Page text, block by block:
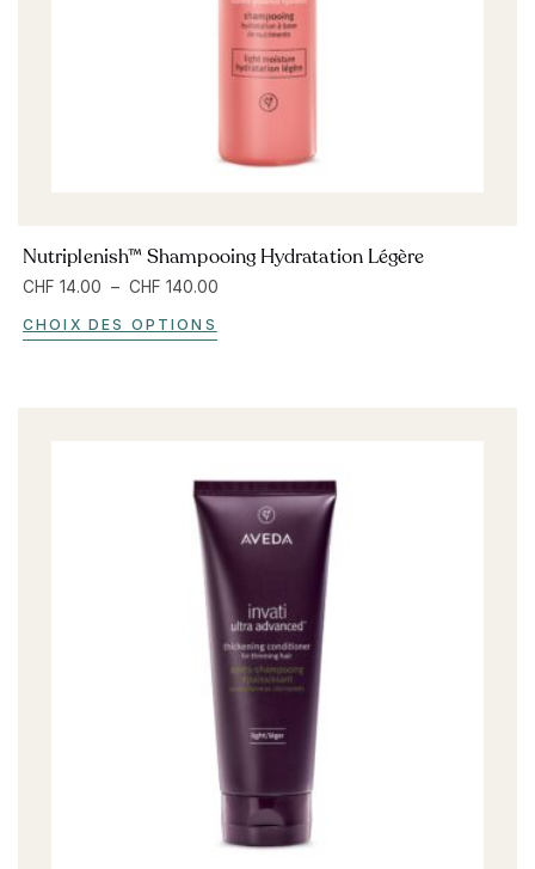
Nutriplenish™ Shampooing Hydratation Légère
CHF 14.00 – CHF 140.00
CHOIX DES OPTIONS